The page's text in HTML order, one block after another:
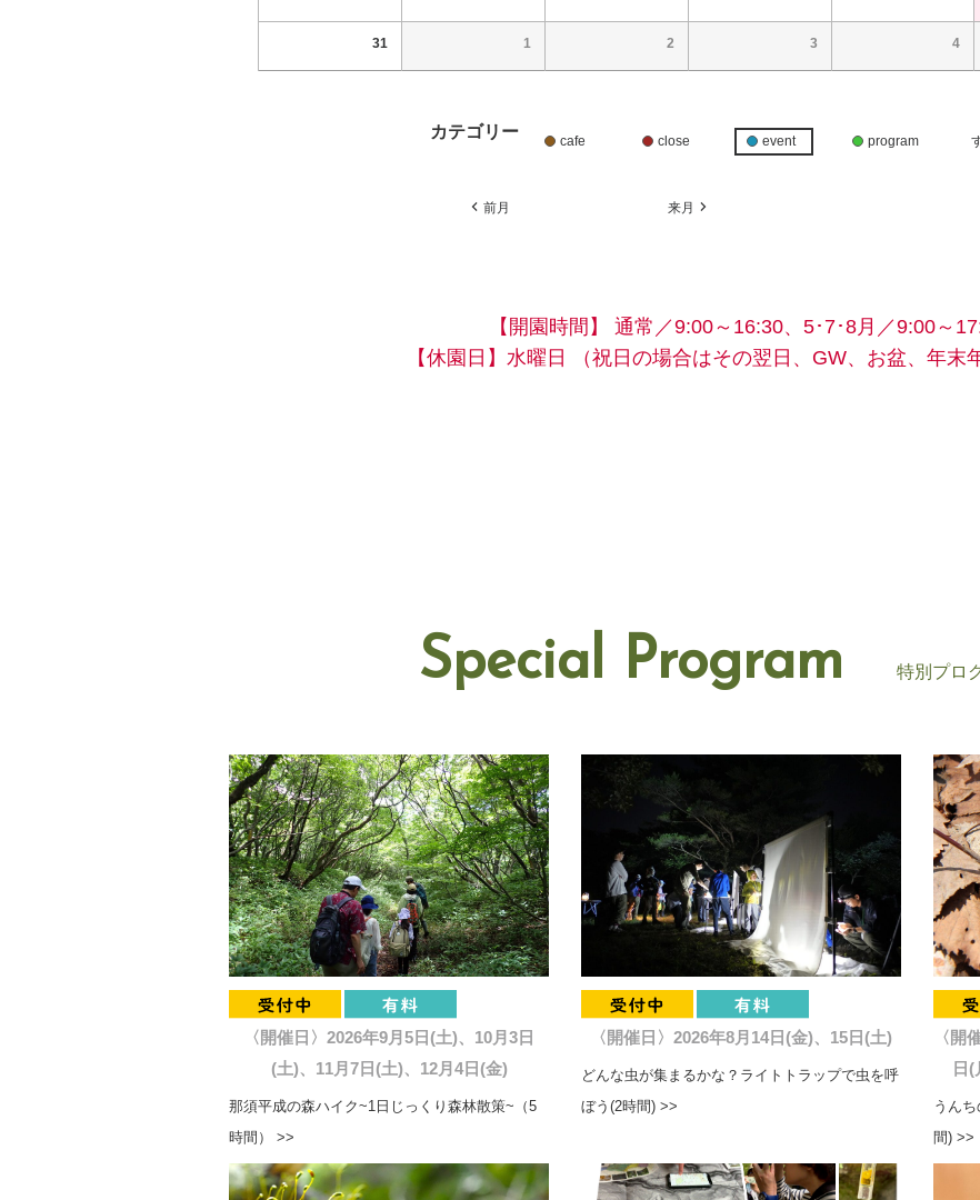
31 1 2 3 4
カテゴリー cafe close event program
前月 来月
【開園時間】
通常／9:00～16:30、5･7･8月／9:00～
【休園日】水曜日
（祝日の場合はその翌日、GW、お盆、年末
Special Program 特別プロ
〈開催日〉2026年9月5日(土)、10月3日
(土)、11月7日(土)、12月4日(金)
那須平成の森ハイク~1日じっくり森林散策~（5
時間） >>
〈開催日〉2026年8月14日(金)、15日(土)
どんな虫が集まるかな？ライトトラップで虫を呼
ぼう(2時間) >>
〈開
日
うん
間) >>